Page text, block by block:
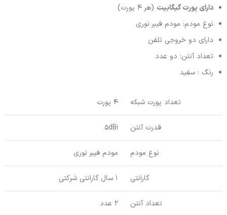
دارای پورت گیگابیت (هر 4 پورت)
نوع مودم: مودم فیبر نوری
دارای دو خروجی تلفن
تعداد آنتن: دو عدد
رنگ : سفید
تعداد پورت شبکه 4 پورت
قدرت آنتن 5dBi
نوع مودم مودم فیبر نوری
گارانتی 1 سال گارانتی شرکتی
تعداد آنتن 2 عدد